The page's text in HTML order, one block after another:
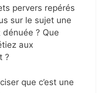
pervers repérés
sur le sujet une
? Que
aux
?
que c’est une